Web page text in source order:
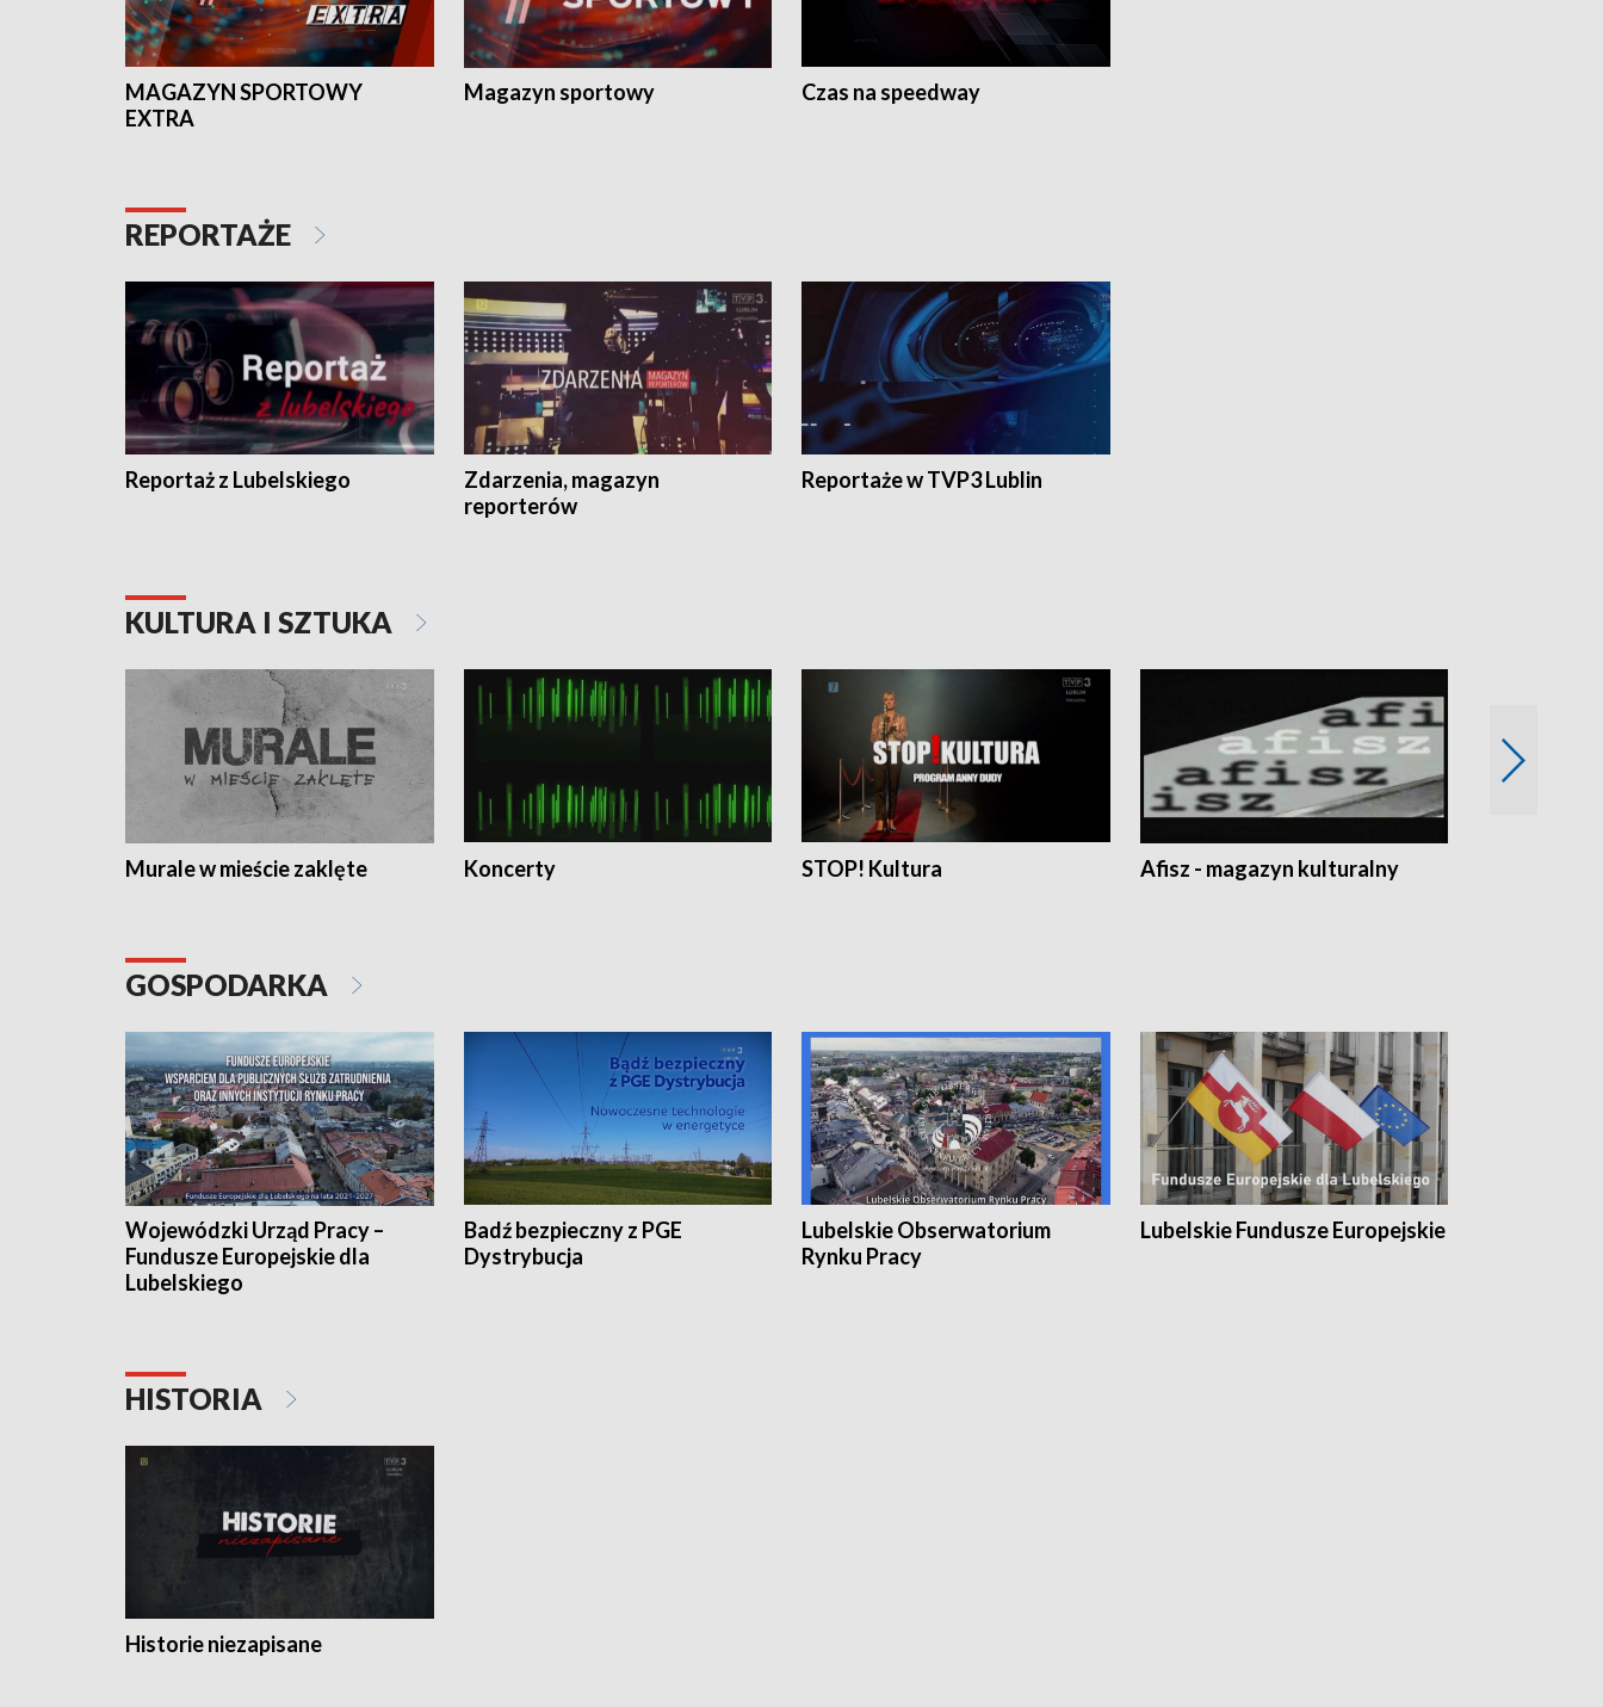
MAGAZYN SPORTOWY
EXTRA
Magazyn sportowy Czas na speedway
REPORTAŻE
Reportaż z Lubelskiego
Zdarzenia, magazyn
reporterów
Reportaże w TVP3 Lublin
KULTURA I SZTUKA
Murale w mieście zaklęte Koncerty STOP! Kultura Afisz - magazyn kulturalny
GOSPODARKA
Wojewódzki Urząd Pracy –
Fundusze Europejskie dla
Lubelskiego
Badź bezpieczny z PGE
Dystrybucja
Lubelskie Obserwatorium
Rynku Pracy
Lubelskie Fundusze Europejskie
HISTORIA
Historie niezapisane